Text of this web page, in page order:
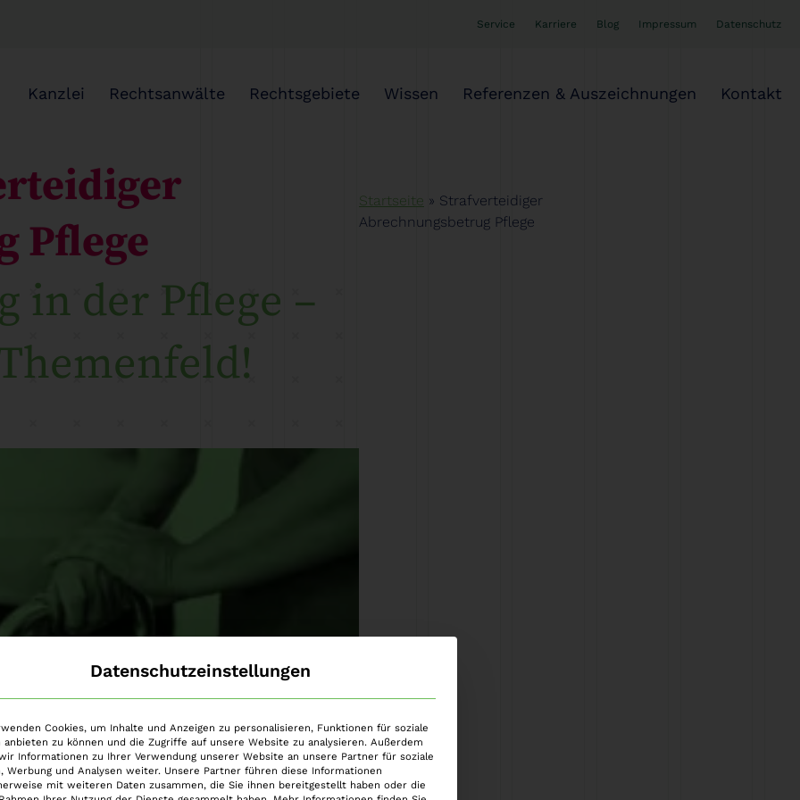
Service Karriere Blog Impressum Datenschutz
Kanzlei Rechtsanwälte Rechtsgebiete Wissen Referenzen & Auszeichnungen Kontakt
Pflege
in der Pflege –
Abrechnungsbetrug im Pflegebereich
– mit gravierenden straf- und
Leistungserbringer. So berichtete
Startseite » Strafverteidiger
Abrechnungsbetrug Pflege
Datenschutzeinstellungen
Cookies, um Inhalte und Anzeigen zu personalisieren, Funktionen für soziale
anbieten zu können und die Zugriffe auf unsere Website zu analysieren. Außerdem
Informationen zu Ihrer Verwendung unserer Website an unsere Partner für soziale
Werbung und Analysen weiter. Unsere Partner führen diese Informationen
mit weiteren Daten zusammen, die Sie ihnen bereitgestellt haben oder die